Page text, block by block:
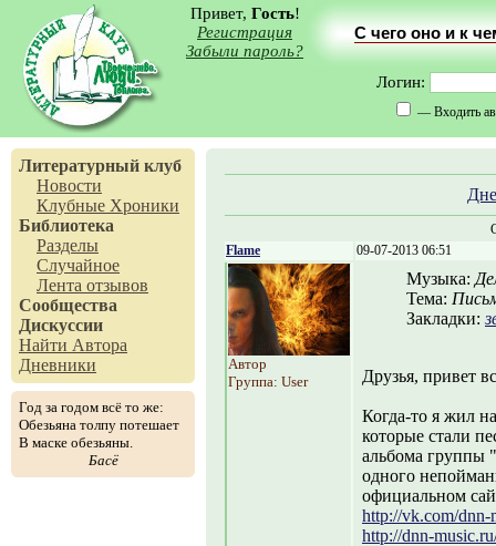
Привет, Гость!
Регистрация
Забыли пароль?
С чего оно и к
Логин:
— Входить
Литературный клуб
Новости
Клубные Хроники
Библиотека
Разделы
Случайное
Лента отзывов
Сообщества
Дискуссии
Найти Автора
Дневники
Год за годом всё то же:
Обезьяна толпу потешает
В маске обезьяны.
Басё
Flame
09-07-2013 06:51
Автор
Группа: User
Музыка:
Тема:
Закладки:
Друзья, привет
Когда-то я жил
которые стали
альбома группы
одного
официальном
http://vk.com/dnn-
http://dnn-